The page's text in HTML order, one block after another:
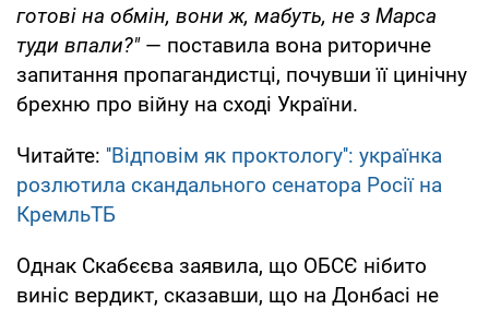
готові на обмін, вони ж, мабуть, не з Марса
туди впали?"— поставила вона риторичне
запитання пропагандистці, почувши її цинічну
брехню про війну на сході України.
Читайте: ''Відповім як проктологу'': українка
розлютила скандального сенатора Росії на
КремльТБ
Однак Скабєєва заявила, що ОБСЄ нібито
виніс вердикт, сказавши, що на Донбасі не